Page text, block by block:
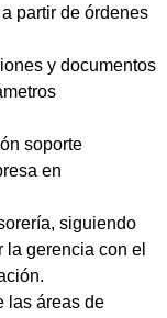
partir de órdenes
y documentos
soporte
en
siguiendo
la gerencia con el
las áreas de